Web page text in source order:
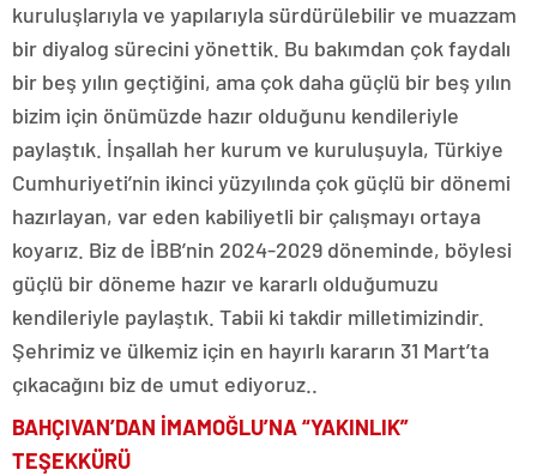
kuruluşlarıyla ve yapılarıyla sürdürülebilir ve muazzam
bir diyalog sürecini yönettik. Bu bakımdan çok faydalı
bir beş yılın geçtiğini, ama çok daha güçlü bir beş yılın
bizim için önümüzde hazır olduğunu kendileriyle
paylaştık. İnşallah her kurum ve kuruluşuyla, Türkiye
Cumhuriyeti’nin ikinci yüzyılında çok güçlü bir dönemi
hazırlayan, var eden kabiliyetli bir çalışmayı ortaya
koyarız. Biz de İBB’nin 2024-2029 döneminde, böylesi
güçlü bir döneme hazır ve kararlı olduğumuzu
kendileriyle paylaştık. Tabii ki takdir milletimizindir.
Şehrimiz ve ülkemiz için en hayırlı kararın 31 Mart’ta
çıkacağını biz de umut ediyoruz..
BAHÇIVAN’DAN İMAMOĞLU’NA “YAKINLIK”
TEŞEKKÜRÜ